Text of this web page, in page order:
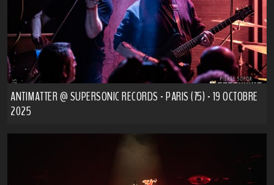
ANTIMATTER @ SUPERSONIC RECORDS - PARIS (75) - 19 OCTOBRE
2025